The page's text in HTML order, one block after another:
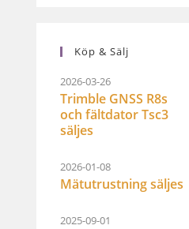
Köp & Sälj
2026-03-26
Trimble GNSS R8s
och fältdator Tsc3
säljes
2026-01-08
Mätutrustning säljes
2025-09-01